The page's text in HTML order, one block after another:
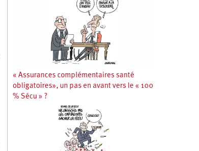
« Assurances complémentaires santé
obligatoires», un pas en avant vers le « 100
% Sécu » ?